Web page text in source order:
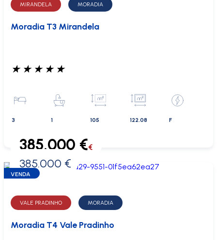
MIRANDELA MORADIA
Moradia T3 Mirandela
★ ★ ★ ★ ★
3 1 105 122.08 F
0 €
385.000 €€
385.000 €
VENDA
VALE PRADINHO MORADIA
Moradia T4 Vale Pradinho